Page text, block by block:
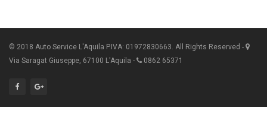
© 2018 Auto Service L'Aquila P.IVA: 01972830663. All Rights Reserved -
Via Saragat Giuseppe, 67100 L'Aquila -
0862 65371